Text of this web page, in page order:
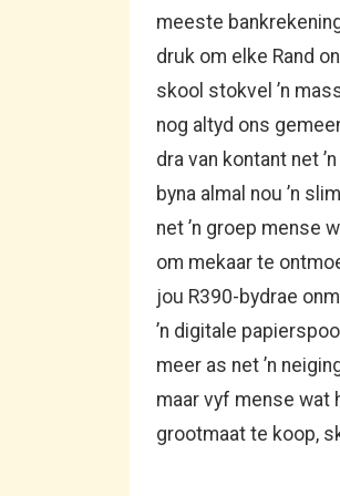
meeste
druk om elke Rand
skool stokvel ’n
nog altyd ons
dra van kontant net
byna almal nou ’n
net ’n groep mense
om mekaar te
jou R390-bydrae
’n digitale
meer as net ’n
maar vyf mense wat
grootmaat te koop,